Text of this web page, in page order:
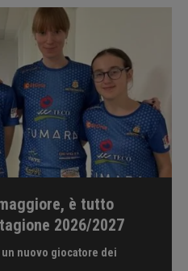
è tutto
2026/2027
nuovo giocatore dei